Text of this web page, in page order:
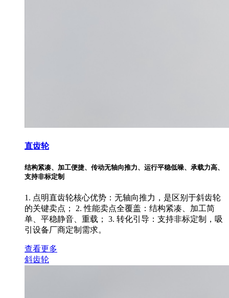
直齿轮
结构紧凑、加工便捷、传动无轴向推力、运行平稳低噪、承载力高、
支持非标定制
1. 点明直齿轮核心优势：无轴向推力，是区别于斜齿轮
的关键卖点； 2. 性能卖点全覆盖：结构紧凑、加工简
单、平稳静音、重载； 3. 转化引导：支持非标定制，吸
引设备厂商定制需求。
查看更多
斜齿轮